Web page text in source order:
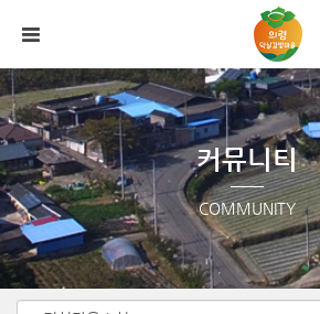
메뉴 건너뛰기
커뮤니티
COMMUNITY